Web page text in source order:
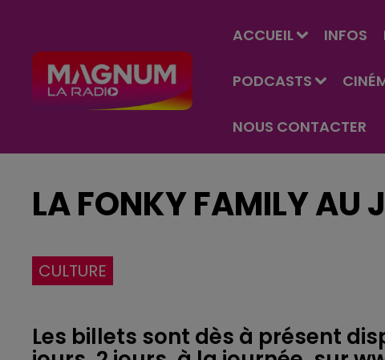
ACCUEIL INFOS
PODCASTS
NOUS CONTACTER
LA FONKY FAMILY AU
CULTURE
Les billets sont dès à présent